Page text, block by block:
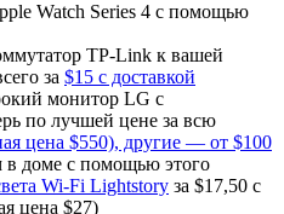
Watch Series 4 с помощью
TP-Link к вашей
за $15 с доставкой
монитор LG с
по лучшей цене за всю
цена $550), другие — от $100
в доме с помощью этого
Wi-Fi Lightstory за $17,50 с
цена $27)